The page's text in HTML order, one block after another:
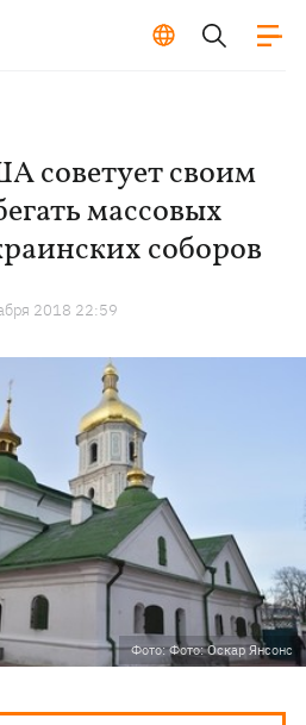
советует своим
массовых
соборов
2018 22:59
Фото: Фото: Оскар Янсонс